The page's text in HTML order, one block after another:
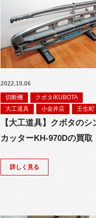
2022.10.06
切断機
クボタ/KUBOTA
大工道具
小金井店 壬生町
【大工道具】クボタのシ
カッターKH-970Dの買取
詳しく見る